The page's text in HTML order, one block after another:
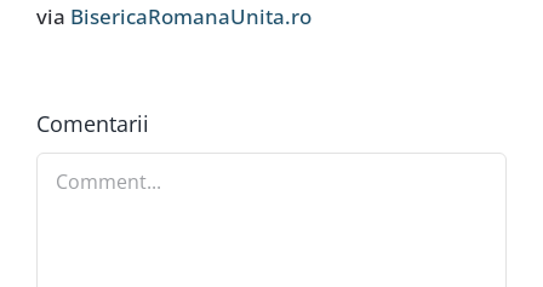
via BisericaRomanaUnita.ro
Comentarii
Comment